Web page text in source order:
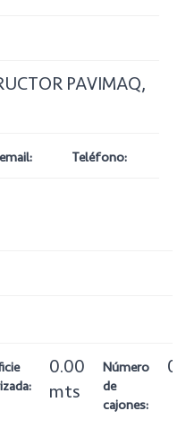
PAVIMAQ,
email: Teléfono:
0.00
mts
Número
de
cajones:
0